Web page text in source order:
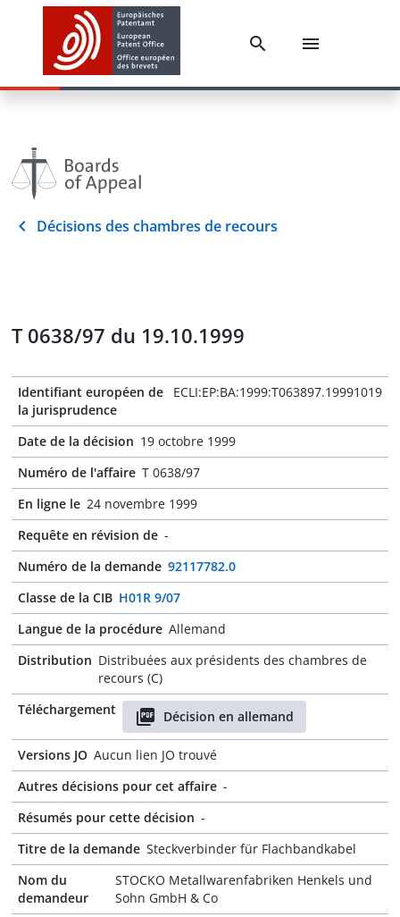
Décisions des chambres de recours
T 0638/97 du 19.10.1999
Identifiant européen de
la jurisprudence
ECLI:EP:BA:1999:T063897.19991019
Date de la décision 19 octobre 1999
Numéro de l'affaire T 0638/97
En ligne le 24 novembre 1999
Requête en révision de -
Numéro de la demande 92117782.0
Classe de la CIB H01R 9/07
Langue de la procédure Allemand
Distribution Distribuées aux présidents des chambres de
recours (C)
Téléchargement
Décision en allemand
Versions JO Aucun lien JO trouvé
Autres décisions pour cet affaire -
Résumés pour cette décision -
Titre de la demande Steckverbinder für Flachbandkabel
Nom du
demandeur
STOCKO Metallwarenfabriken Henkels und
Sohn GmbH & Co